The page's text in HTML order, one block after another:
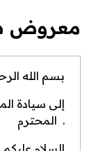
معروض
بسم الله
إلى سيادة
. المحترم
السلام